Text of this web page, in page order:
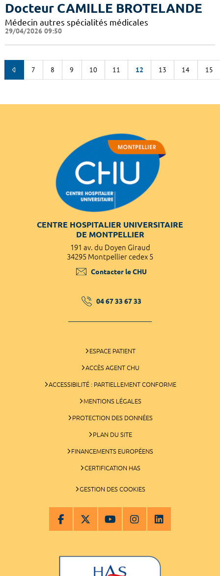
Docteur CAMILLE BROTELANDE
Médecin autres spécialités médicales
29/04/2026 09:50
7 8 9 10 11 12 13 14 15
CENTRE HOSPITALIER UNIVERSITAIRE
DE MONTPELLIER
191 av. du Doyen Giraud
34295 Montpellier cedex 5
Contacter le CHU
04 67 33 67 33
ESPACE PATIENT
ACCÈS AGENT CHU
ACCESSIBILITÉ : PARTIELLEMENT CONFORME
MENTIONS LÉGALES
PROTECTION DES DONNÉES
PLAN DU SITE
FINANCEMENTS EUROPÉENS
CERTIFICATION HAS
GESTION DES COOKIES